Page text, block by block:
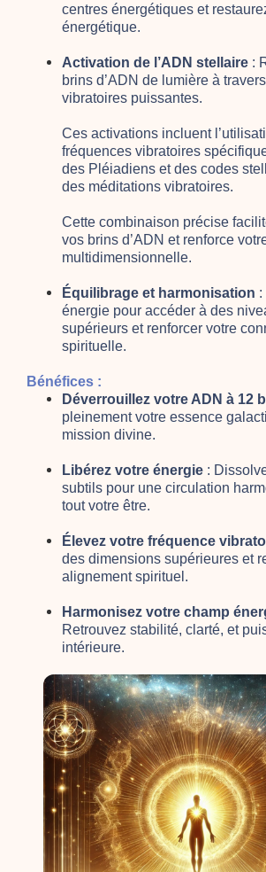
centres énergétiques et
énergétique.
Activation de l’ADN stellaire :
brins d’ADN de lumière à
vibratoires puissantes.
Ces activations incluent
fréquences vibratoires
des Pléiadiens et des codes
des méditations vibratoires.
Cette combinaison précise
vos brins d’ADN et renforce
multidimensionnelle.
Équilibrage et harmonisation :
énergie pour accéder à des
supérieurs et renforcer votre
spirituelle.
Bénéfices :
Déverrouillez votre ADN à 12
pleinement votre essence
mission divine.
Libérez votre énergie :
subtils pour une circulation
tout votre être.
Élevez votre fréquence
des dimensions supérieures et
alignement spirituel.
Harmonisez votre champ
Retrouvez stabilité, clarté, et
intérieure.